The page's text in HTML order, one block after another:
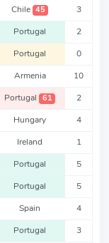
Chile 45 3
Portugal 2
Portugal 0
Armenia 10
Portugal 61 2
Hungary 4
Ireland 1
Portugal 5
Portugal 5
Spain 4
Portugal 3